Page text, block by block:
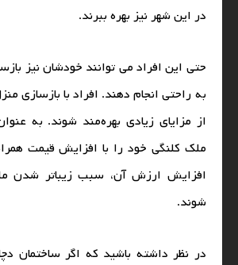
در این شهر نیز بهره ببرند.
حتی این افراد می‌ توانند خودشان نیز
به راحتی انجام دهند. افراد با بازسازی
از مزایای زیادی بهره‌مند شوند. به
ملک کلنگی خود را با افزایش قیمت
افزایش ارزش آن، سبب زیباتر شدن
شوند.
در نظر داشته باشید که اگر ساختمان